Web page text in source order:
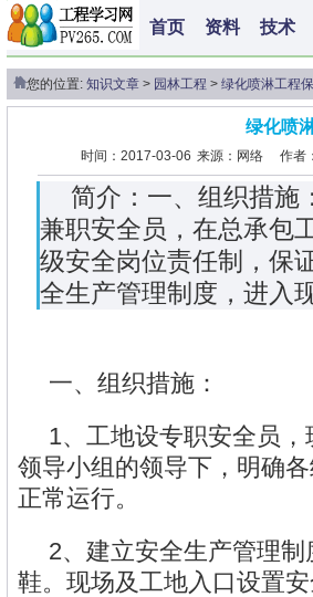
首页 资料 技术
您的位置: 知识文章 > 园林工程 > 绿化喷淋工程
绿化喷
时间：2017-03-06 来源：网络 作者
简介：一、组织措施
兼职安全员，在总承包
级安全岗位责任制，保
全生产管理制度，进入
一、组织措施：
1、工地设专职安全员
领导小组的领导下，明确
正常运行。
2、建立安全生产管理
鞋。现场及工地入口设置